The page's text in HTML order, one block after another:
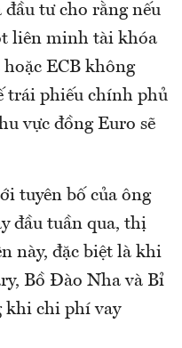
đầu tư cho rằng nếu
liên minh tài khóa
ECB không
trái phiếu chính phủ
vực đồng Euro sẽ
tuyên bố của ông
đầu tuần qua, thị
này, đặc biệt là khi
Bồ Đào Nha và Bỉ
khi chi phí vay